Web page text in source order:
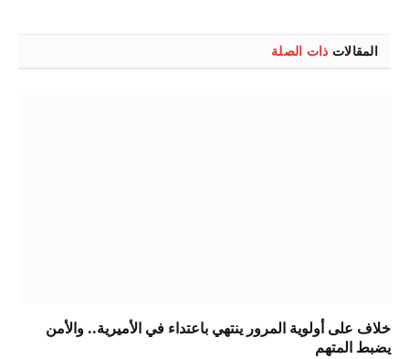
المقالات ذات الصلة
خلاف على أولوية المرور ينتهي باعتداء في الأميرية.. والأمن
يضبط المتهم